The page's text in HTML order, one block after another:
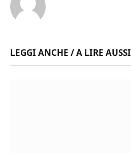
LEGGI ANCHE / A LIRE AUSSI